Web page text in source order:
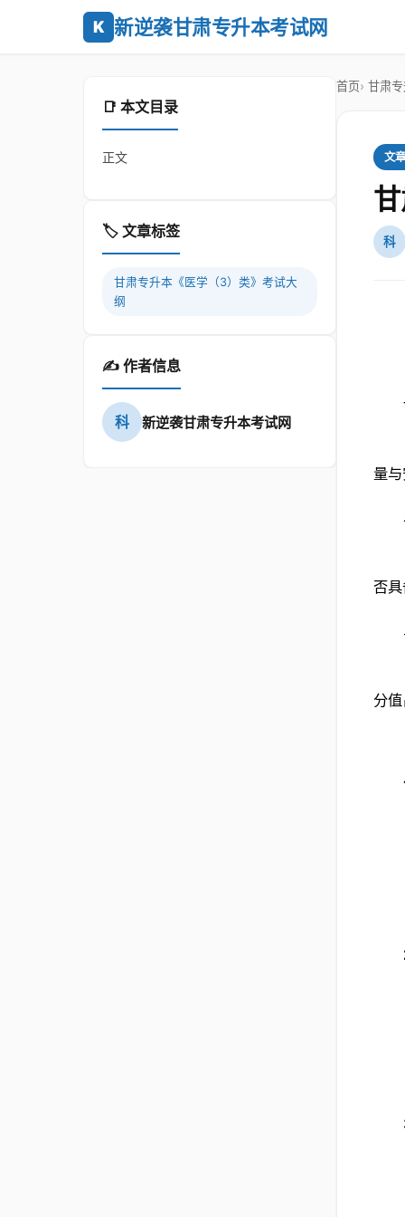
K 新逆袭甘肃专升本考试网
📑 本文目录
正文
🏷️ 文章标签
甘肃专升本《医学（3）类》考试大
纲
✍️ 作者信息
科 新逆袭甘肃专升本考试网
首页 甘肃
文
科
量
否
分